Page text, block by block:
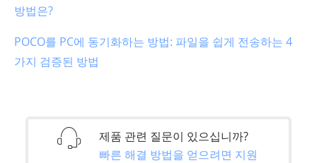
방법은?
POCO를 PC에 동기화하는 방법: 파일을 쉽게 전송하는 4
가지 검증된 방법
제품 관련 질문이 있으십니까?
빠른 해결 방법을 얻으려면 지원